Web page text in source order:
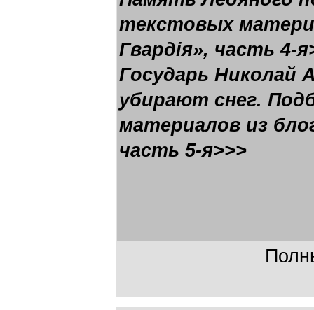
текстовых
Гвардія», часть 4-
Государь Николай
убирают снег.
материалов из
часть 5-я>>>